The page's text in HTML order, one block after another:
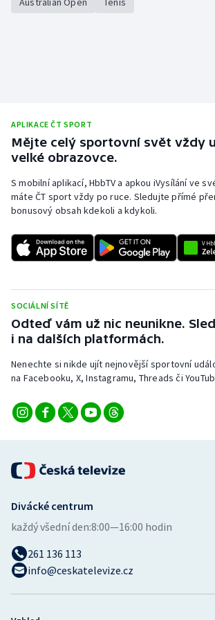
Plážový volejbal
Ragby
Rychlobruslení
Rychlostní kanoistika
Short track
Sportovní střelba
Stolní tenis
Vodní slalom
APLIKACE ČT SPORT
Mějte celý sportovní svět vždy
velké obrazovce.
S mobilní aplikací, HbbTV a apkou iVysílání ve
máte ČT sport vždy po ruce. Sledujte přímé
bonusový obsah kdekoli a kdykoli.
SOCIÁLNÍ SÍTĚ
Odteď vám už nic neunikne.
i na dalších platformách.
Nenechte si nikde ujít nejnovější sportovní
na Facebooku, X, Instagramu, Threads či
Divácké centrum
každý všední den:8:00—16:00 hodin
261 136 113
info@ceskatelevize.cz